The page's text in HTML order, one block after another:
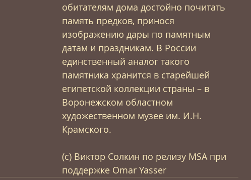
обитателям дома достойно почитать
память предков, принося
изображению дары по памятным
датам и праздникам. В России
единственный аналог такого
памятника хранится в старейшей
египетской коллекции страны – в
Воронежском областном
художественном музее им. И.Н.
Крамского.
(с) Виктор Солкин по релизу MSA при
поддержке Omar Yasser